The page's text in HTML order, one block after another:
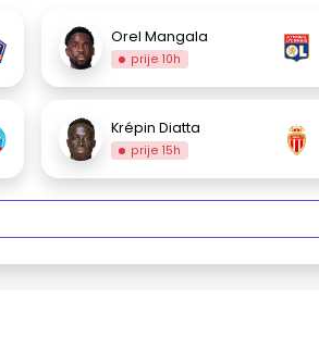
Orel Mangala
prije 10h
Krépin Diatta
prije 15h